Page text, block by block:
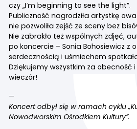
czy „I’m beginning to see the light”.
Publiczność nagrodziła artystkę
nie pozwoliła zejść ze sceny bez
Nie zabrakło też wspólnych zdjęć,
po koncercie – Sonia Bohosiewicz z
serdecznością i uśmiechem
Dziękujemy wszystkim za obecność
wieczór!
—
Koncert odbył się w ramach cyklu
Nowodworskim Ośrodkiem Kultury”.